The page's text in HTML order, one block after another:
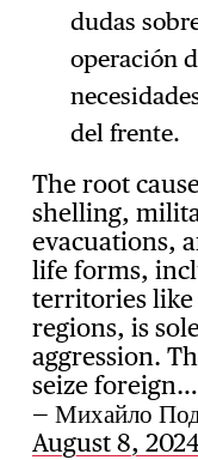
dudas
operación
del frente.
The root
shelling,
evacuations,
life forms,
territories like
regions, is
aggression.
seize foreign…
— Михайло
August 8,